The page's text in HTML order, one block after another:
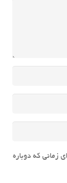
زمانی که دوباره